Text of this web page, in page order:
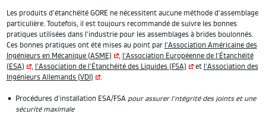
Les produits d'étanchéité GORE ne nécessitent aucune méthode d'assemblage
particulière. Toutefois, il est toujours recommandé de suivre les bonnes
pratiques utilisées dans l'industrie pour les assemblages à brides boulonnés.
Ces bonnes pratiques ont été mises au point par l'Association Américaine des
Ingénieurs en Mécanique (ASME)
,
l'Association Européenne de l'Étanchéité
(ESA)
, l'Association de l'Étanchéité des Liquides (FSA) et l'Association des
Ingénieurs Allemands (VDI)
.
Procédures d'installation ESA/FSA pour assurer l'ntégrité des joints et une
sécurité maximale